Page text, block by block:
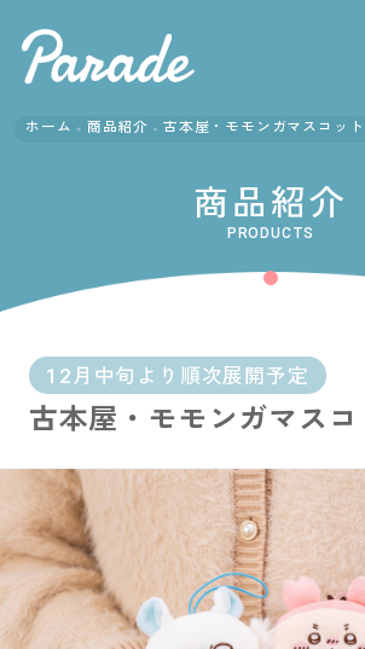
よくある質問
会社概要
採用情報
サポート
お問い合わせ
PRIZE 公式 X
ホーム 商品紹介 古本屋・モモンガマスコット
商品紹介
PRODUCTS
12月中旬より順次展開予定
古本屋・モモンガマスコ